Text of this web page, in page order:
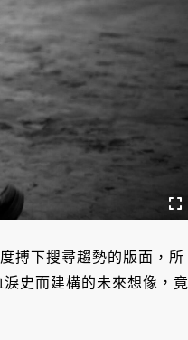
搏下搜尋趨勢的版面，所
史而建構的未來想像，竟